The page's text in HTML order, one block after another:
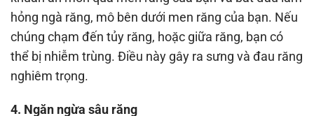
hỏng ngà răng, mô bên dưới men răng của bạn. Nếu
chúng chạm đến tủy răng, hoặc giữa răng, bạn có
thể bị nhiễm trùng. Điều này gây ra sưng và đau răng
nghiêm trọng.
4. Ngăn ngừa sâu răng